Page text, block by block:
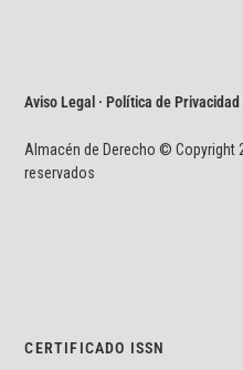
Aviso Legal · Política de Privacidad
Almacén de Derecho © Copyright
reservados
CERTIFICADO ISSN